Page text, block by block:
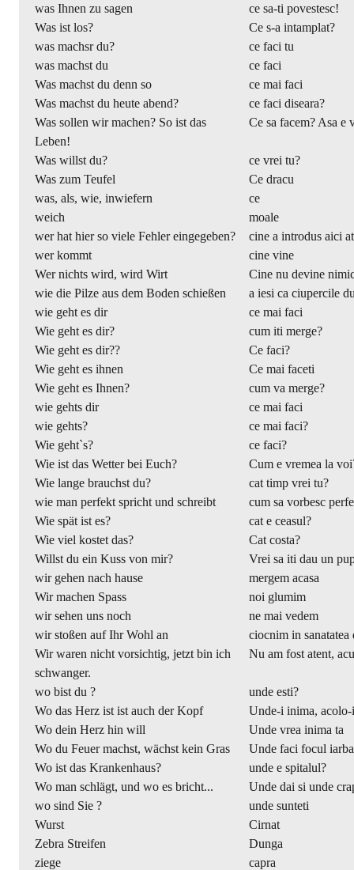
was Ihnen zu sagen
ce sa-ti povestesc!
Was ist los?
Ce s-a intamplat?
was machsr du?
ce faci tu
was machst du
ce faci
Was machst du denn so
ce mai faci
Was machst du heute abend?
ce faci diseara?
Was sollen wir machen? So ist das
Leben!
Ce sa facem? Asa e
Was willst du?
ce vrei tu?
Was zum Teufel
Ce dracu
was, als, wie, inwiefern
ce
weich
moale
wer hat hier so viele Fehler eingegeben?
cine a introdus aici
wer kommt
cine vine
Wer nichts wird, wird Wirt
Cine nu devine
wie die Pilze aus dem Boden schießen
a iesi ca ciupercile
wie geht es dir
ce mai faci
Wie geht es dir?
cum iti merge?
Wie geht es dir??
Ce faci?
Wie geht es ihnen
Ce mai faceti
Wie geht es Ihnen?
cum va merge?
wie gehts dir
ce mai faci
wie gehts?
ce mai faci?
Wie geht`s?
ce faci?
Wie ist das Wetter bei Euch?
Cum e vremea la
Wie lange brauchst du?
cat timp vrei tu?
wie man perfekt spricht und schreibt
cum sa vorbesc
Wie spät ist es?
cat e ceasul?
Wie viel kostet das?
Cat costa?
Willst du ein Kuss von mir?
Vrei sa iti dau un
wir gehen nach hause
mergem acasa
Wir machen Spass
noi glumim
wir sehen uns noch
ne mai vedem
wir stoßen auf Ihr Wohl an
ciocnim in sanatatea
Wir waren nicht vorsichtig, jetzt bin ich
schwanger.
Nu am fost atent,
wo bist du ?
unde esti?
Wo das Herz ist ist auch der Kopf
Unde-i inima,
Wo dein Herz hin will
Unde vrea inima ta
Wo du Feuer machst, wächst kein Gras
Unde faci focul
Wo ist das Krankenhaus?
unde e spitalul?
Wo man schlägt, und wo es bricht...
Unde dai si unde
wo sind Sie ?
unde sunteti
Wurst
Cirnat
Zebra Streifen
Dunga
ziege
capra